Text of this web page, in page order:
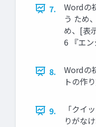
7.
Wordの
う ため
め、[表
6 『エ
8.
Wordの
トの作
9.
「クイ
りがな